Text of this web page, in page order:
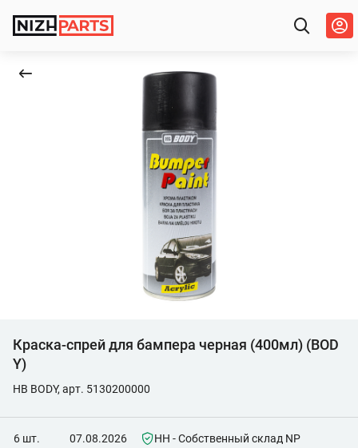
Краска-спрей для бампера черная (400мл) (BOD
Y)
HB BODY, арт. 5130200000
6 шт. 07.08.2026 НН - Собственный склад NP